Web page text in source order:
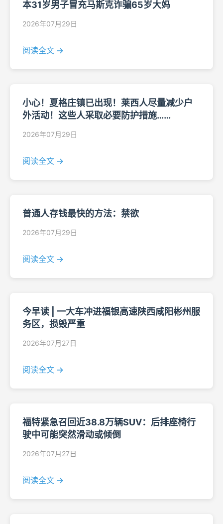
本31岁男子冒充马斯克诈骗65岁大妈
2026年07月29日
阅读全文 →
小心！夏格庄镇已出现！莱西人尽量减少户
外活动！这些人采取必要防护措施……
2026年07月29日
阅读全文 →
普通人存钱最快的方法：禁欲
2026年07月29日
阅读全文 →
今早读 | 一大车冲进福银高速陕西咸阳彬州服
务区，损毁严重
2026年07月27日
阅读全文 →
福特紧急召回近38.8万辆SUV：后排座椅行
驶中可能突然滑动或倾倒
2026年07月27日
阅读全文 →